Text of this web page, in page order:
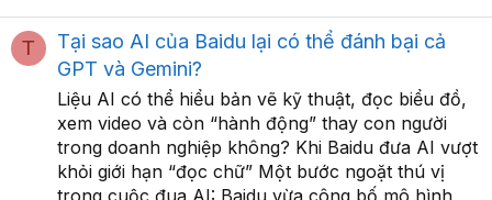
T
Tại sao AI của Baidu lại có thể đánh bại cả
GPT và Gemini?
Liệu AI có thể hiểu bản vẽ kỹ thuật, đọc biểu đồ,
xem video và còn “hành động” thay con người
trong doanh nghiệp không? Khi Baidu đưa AI vượt
khỏi giới hạn “đọc chữ” Một bước ngoặt thú vị
trong cuộc đua AI: Baidu vừa công bố mô hình